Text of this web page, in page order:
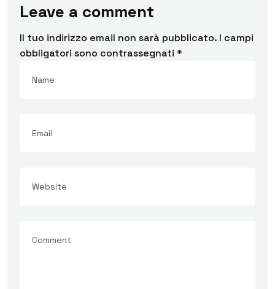
Leave a comment
Il tuo indirizzo email non sarà pubblicato. I campi
obbligatori sono contrassegnati *